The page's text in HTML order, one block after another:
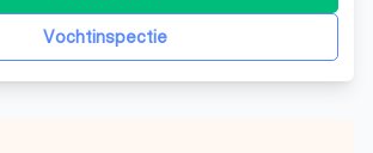
en warm in uw huis te voelen
Vochtinspectie